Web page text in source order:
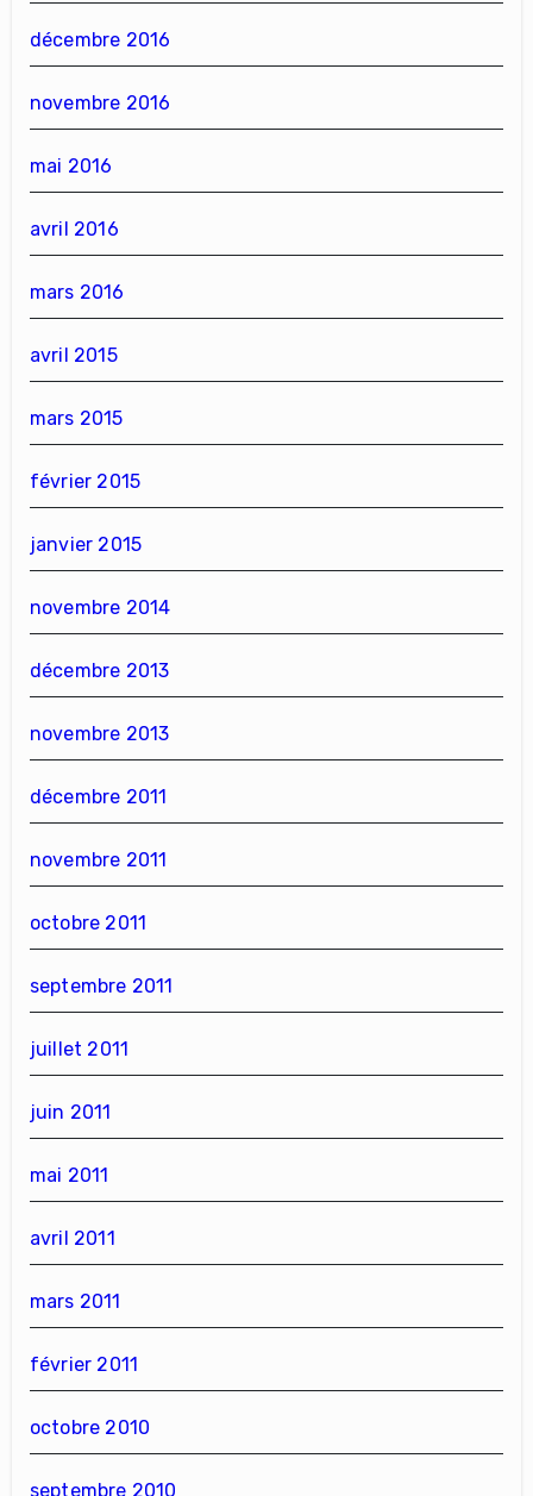
décembre 2016
novembre 2016
mai 2016
avril 2016
mars 2016
avril 2015
mars 2015
février 2015
janvier 2015
novembre 2014
décembre 2013
novembre 2013
décembre 2011
novembre 2011
octobre 2011
septembre 2011
juillet 2011
juin 2011
mai 2011
avril 2011
mars 2011
février 2011
octobre 2010
septembre 2010